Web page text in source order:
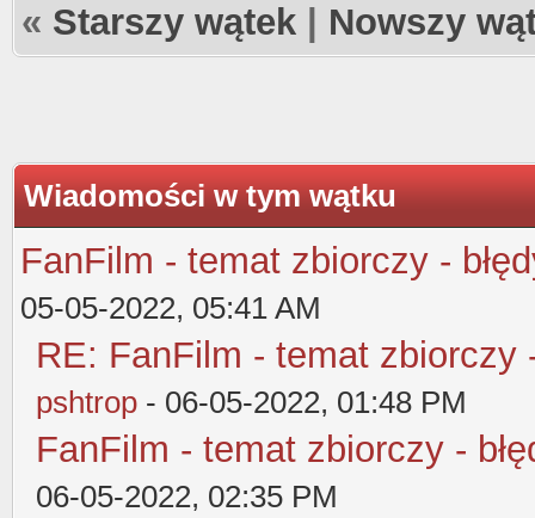
« Starszy wątek Nowszy
Wiadomości w tym wątku
FanFilm - temat zbiorczy -
05-05-2022, 05:41 AM
RE: FanFilm - temat zbiorczy
pshtrop - 06-05-2022, 01:48 PM
FanFilm - temat zbiorczy -
06-05-2022, 02:35 PM